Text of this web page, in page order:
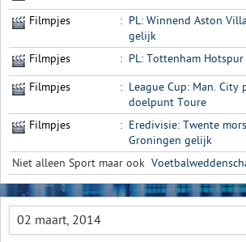
Filmpjes : PL: Winnend Aston
gelijk
Filmpjes
: PL: Tottenham
Filmpjes : League Cup: Man.
doelpunt Toure
Filmpjes
: Eredivisie: Twente
Groningen gelijk
Niet alleen Sport maar ook
02 maart, 2014